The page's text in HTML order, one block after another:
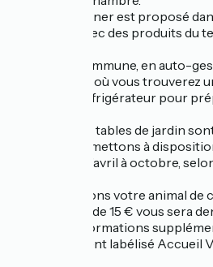
Le petit déjeuner est proposé
principale, avec des produits du
Une pièce commune, en auto-
gratuitement où vous trouverez
onde et un réfrigérateur pour
Des salons et tables de jardin
saison. Nous mettons à
chauffée de d’avril à octobre,
Nous acceptons votre animal de
complément de 15 € vous sera
Quelques informations
- Etablissement labélisé Accueil